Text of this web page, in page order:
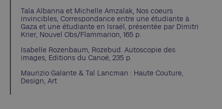
Tala Albanna et Michelle Amzalak, Nos coeurs
invincibles, Correspondance entre une étudiante à
Gaza et une étudiante en Israël, présentée par Dimitri
Krier, Nouvel Obs/Flammarion, 165 p.
Isabelle Rozenbaum, Rozebud. Autoscopie des
images, Editions du Canoë, 235 p.
Maurizio Galante & Tal Lancman : Haute Couture,
Design, Art